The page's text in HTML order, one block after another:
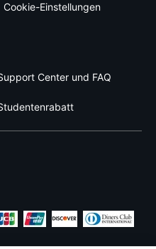
Cookie-Einstellungen
Center und FAQ